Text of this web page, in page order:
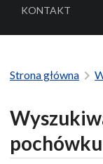
KONTAKT
Strona główna